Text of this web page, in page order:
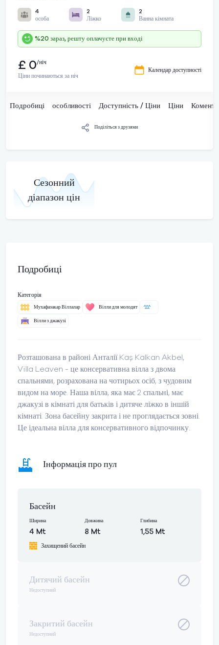
4
особа
2
Ліжко
2
Ванна кімната
%20 зараз, решту оплачуєте при вході
£ 0/ніч
Ціни починаються за ніч
Календар доступності
Подробиці особливості Доступність / Ціни Ціни
Поділіться з друзями
Сезонний
діапазон цін
Подробиці
Категорія
Мухафазакар Віллалар Вілли для молодят
Вілли з джакузі
Розташована в районі Анталії Kaş Kalkan Akbel,
Villa Leaven - це консервативна вілла з двома
спальнями, розрахована на чотирьох осіб, з чудовим
видом на море. Наша вілла, яка має 2 спальні, має
джакузі в кімнаті для батьків і дитяче ліжко в іншій
кімнаті. Зона басейну закрита і не проглядається зовні.
Це ідеальна вілла для консервативного відпочинку.
Інформація про пул
Басейн
Ширина
4 Mt
Довжина
8 Mt
Глибина
1,55 Mt
Захищений басейн
Дитячий басейн
Недоступний
Закритий басейн
Недоступний